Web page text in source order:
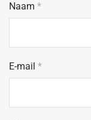
Naam *
E-mail *